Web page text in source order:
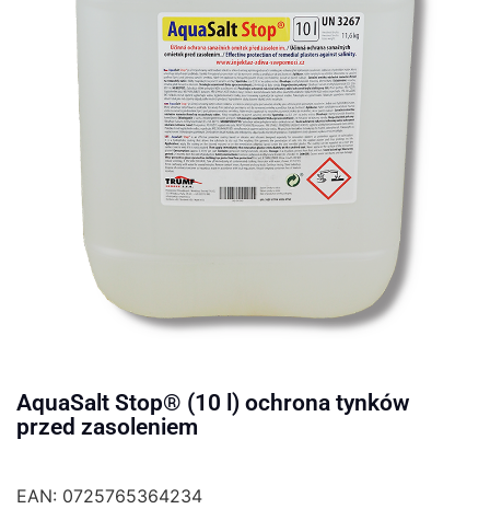
AquaSalt Stop® (10 l) ochrona tynków
przed zasoleniem
EAN: 0725765364234